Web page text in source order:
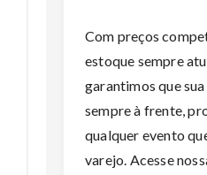
Com preços
estoque sempre
garantimos que
sempre à frente,
qualquer evento
varejo. Acesse